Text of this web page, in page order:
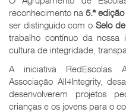
reconhecimento na 5.ª
ser distinguido com o Selo
trabalho contínuo da nossa
cultura de integridade,
A iniciativa RedEscolas
Associação All4Integrity,
desenvolverem projetos
crianças e os jovens para o